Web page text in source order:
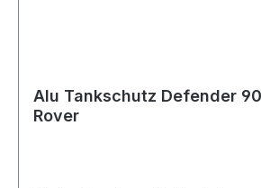
Alu Tankschutz Defender
Rover